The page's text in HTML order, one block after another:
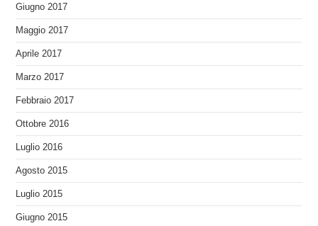
Giugno 2017
Maggio 2017
Aprile 2017
Marzo 2017
Febbraio 2017
Ottobre 2016
Luglio 2016
Agosto 2015
Luglio 2015
Giugno 2015